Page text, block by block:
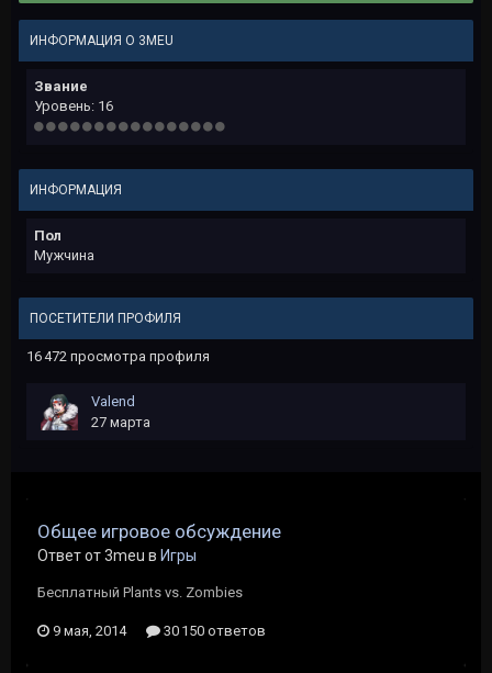
ИНФОРМАЦИЯ О 3MEU
Звание
Уровень: 16
ИНФОРМАЦИЯ
Пол
Мужчина
ПОСЕТИТЕЛИ ПРОФИЛЯ
16 472 просмотра профиля
Valend
27 марта
Общее игровое обсуждение
Ответ от 3meu в Игры
Бесплатный Plants vs. Zombies
9 мая, 2014 30 150 ответов